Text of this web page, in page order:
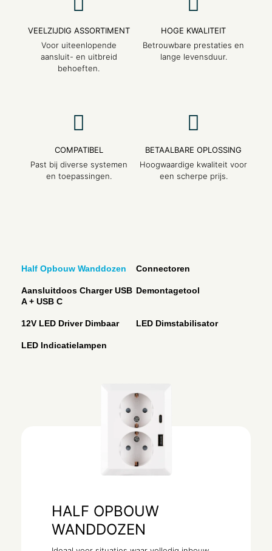
VEELZIJDIG ASSORTIMENT
Voor uiteenlopende
aansluit- en uitbreid
behoeften.
HOGE KWALITEIT
Betrouwbare prestaties en
lange levensduur.
COMPATIBEL
Past bij diverse systemen
en toepassingen.
BETAALBARE OPLOSSING
Hoogwaardige kwaliteit voor
een scherpe prijs.
Half Opbouw Wanddozen Connectoren
Aansluitdoos Charger USB
A + USB C
Demontagetool
12V LED Driver Dimbaar LED Dimstabilisator
LED Indicatielampen
HALF OPBOUW
WANDDOZEN